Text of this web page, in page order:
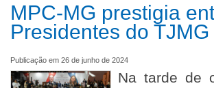
MPC-MG prestigia
Presidentes do
Publicação em 26 de junho de 2024
Na tarde de